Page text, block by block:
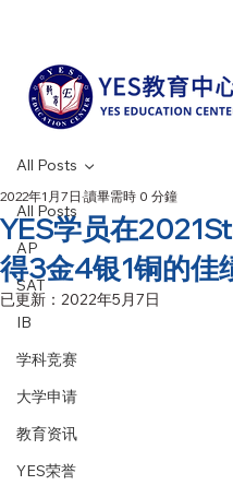
All Posts
AP
SAT
IB
学科竞赛
大学申请
教育资讯
YES荣誉
All Posts
YES学员在
得3金4银1铜的佳
2022年1月7日 讀畢需時 0 分鐘
已更新： 2022年5月7日